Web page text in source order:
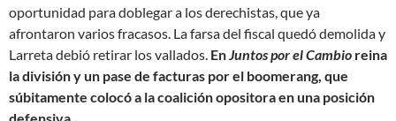
oportunidad para doblegar a los derechistas, que ya
afrontaron varios fracasos. La farsa del fiscal quedó demolida y
Larreta debió retirar los vallados. EnJuntos por el Cambio reina
la división y un pase de facturas por el boomerang, que
súbitamente colocó a la coalición opositora en una posición